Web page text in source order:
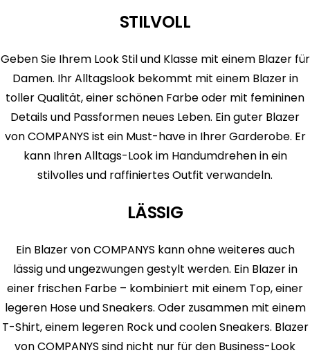
STILVOLL
Geben Sie Ihrem Look Stil und Klasse mit einem Blazer für
Damen. Ihr Alltagslook bekommt mit einem Blazer in
toller Qualität, einer schönen Farbe oder mit femininen
Details und Passformen neues Leben. Ein guter Blazer
von COMPANYS ist ein Must-have in Ihrer Garderobe. Er
kann Ihren Alltags-Look im Handumdrehen in ein
stilvolles und raffiniertes Outfit verwandeln.
LÄSSIG
Ein Blazer von COMPANYS kann ohne weiteres auch
lässig und ungezwungen gestylt werden. Ein Blazer in
einer frischen Farbe – kombiniert mit einem Top, einer
legeren Hose und Sneakers. Oder zusammen mit einem
T-Shirt, einem legeren Rock und coolen Sneakers. Blazer
von COMPANYS sind nicht nur für den Business-Look